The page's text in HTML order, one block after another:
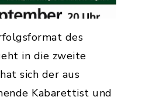
des
in die zweite
sich der aus
Kabarettist und